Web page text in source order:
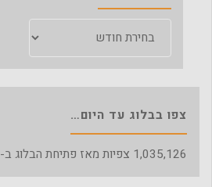
צפו בבלוג עד היום…
1,035,126 צפיות מאז פתיחת הבלוג ב- 21/2/2010.